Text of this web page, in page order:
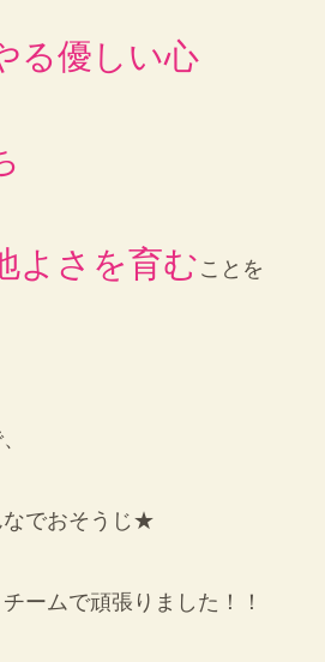
る優しい心
よさを育む ことを
なでおそうじ★
ームで頑張りました！！